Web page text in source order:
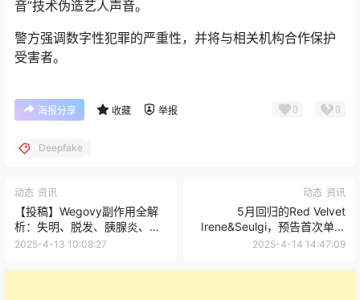
音”技术伪造艺人声音。
警方强调数字性犯罪的严重性，并将与相关机构合作保护
受害者。
海报分享 收藏 举报 0 0
Deepfake
动态 资讯
【投稿】Wegovy副作用全解
析：失明、脱发、胰腺炎、面
瘫风险需警惕 (ft. Pani Bottle,
2025-4-13 10:08:27
动态 资讯
5月回归的Red Velvet
Irene&Seulgi，预告首次单独
演唱会巡演“Balance”
2025-4-14 14:47:09